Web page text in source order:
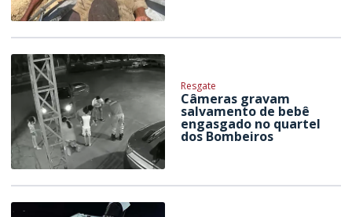
Resgate
Câmeras gravam
salvamento de bebê
engasgado no quartel
dos Bombeiros